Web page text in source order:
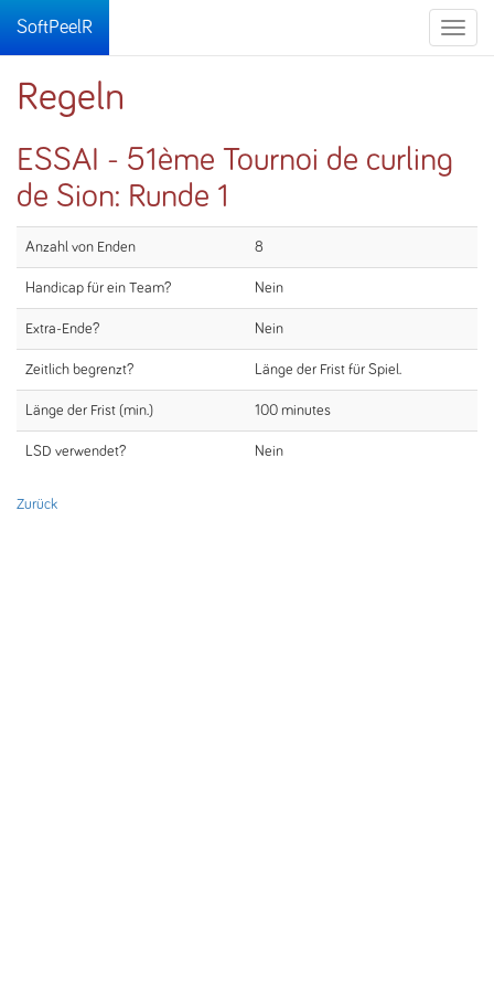
Toggle
SoftPeelR
Regeln
ESSAI - 51ème Tournoi de curling
de Sion: Runde 1
Anzahl von Enden 8
Handicap für ein Team? Nein
Extra-Ende? Nein
Zeitlich begrenzt? Länge der Frist für Spiel.
Länge der Frist (min.) 100 minutes
LSD verwendet? Nein
Zurück